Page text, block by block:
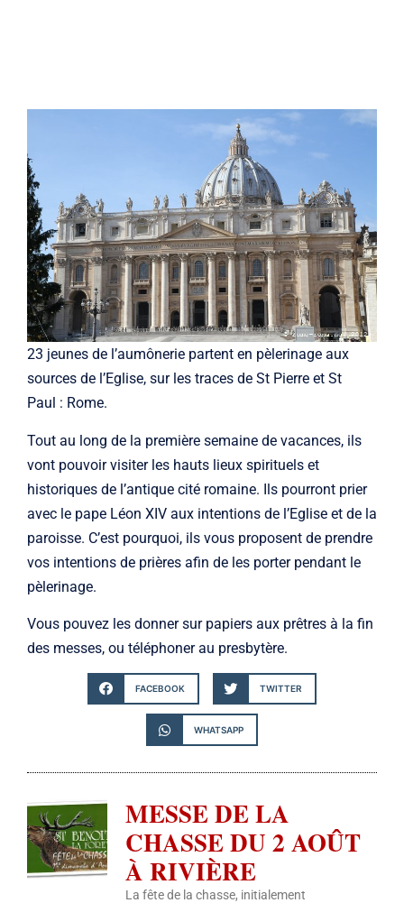
23 jeunes de l’aumônerie partent en pèlerinage aux
sources de l’Eglise, sur les traces de St Pierre et St
Paul : Rome.
Tout au long de la première semaine de vacances, ils
vont pouvoir visiter les hauts lieux spirituels et
historiques de l’antique cité romaine. Ils pourront prier
avec le pape Léon XIV aux intentions de l’Eglise et de la
paroisse. C’est pourquoi, ils vous proposent de prendre
vos intentions de prières afin de les porter pendant le
pèlerinage.
Vous pouvez les donner sur papiers aux prêtres à la fin
des messes, ou téléphoner au presbytère.
FACEBOOK TWITTER
WHATSAPP
MESSE DE LA
CHASSE DU 2 AOÛT
À RIVIÈRE
La fête de la chasse, initialement